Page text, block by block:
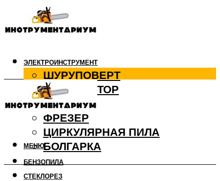
ЭЛЕКТРОИНСТРУМЕНТ
ШУРУПОВЕРТ
ПЕРФОРАТОР
ДРЕЛЬ
ФРЕЗЕР
ЦИРКУЛЯРНАЯ ПИЛА
БОЛГАРКА
БЕНЗОПИЛА
СТЕКЛОРЕЗ
МЕНЮ